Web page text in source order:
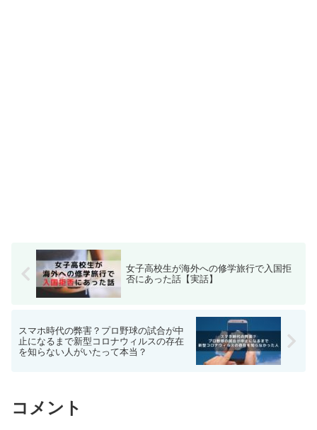
女子高校生が海外への修学旅行で入国拒
否にあった話【実話】
スマホ時代の弊害？プロ野球の試合が中
止になるまで新型コロナウィルスの存在
を知らない人がいたって本当？
コメント